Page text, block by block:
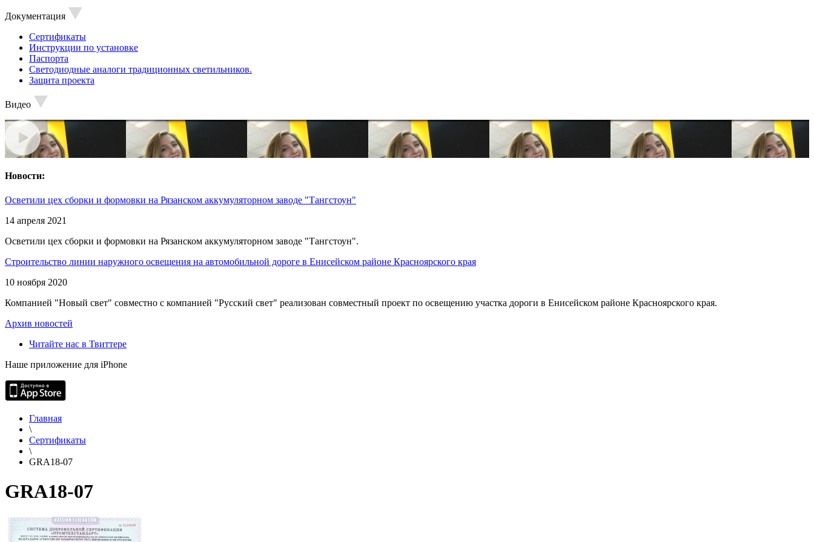
Документация
Сертификаты
Инструкции по установке
Паспорта
Светодиодные аналоги традиционных светильников.
Защита проекта
Видео
Новости:
Осветили цех сборки и формовки на Рязанском аккумуляторном заводе "Тангстоун"
14 апреля 2021
Осветили цех сборки и формовки на Рязанском аккумуляторном заводе "Тангстоун".
Строительство линии наружного освещения на автомобильной дороге в Енисейском районе Красноярского края
10 ноября 2020
Компанией "Новый свет" совместно с компанией "Русский свет" реализован совместный проект по освещению участка дороги в Енисейском районе Красноярского края.
Архив новостей
Читайте нас в Твиттере
Наше приложение для iPhone
Главная
\
Сертификаты
\
GRA18-07
GRA18-07